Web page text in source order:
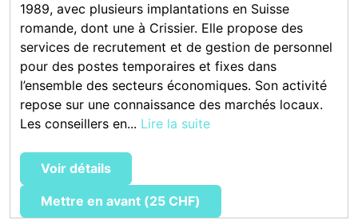
1989, avec plusieurs implantations en Suisse
romande, dont une à Crissier. Elle propose des
services de recrutement et de gestion de personnel
pour des postes temporaires et fixes dans
l’ensemble des secteurs économiques. Son activité
repose sur une connaissance des marchés locaux.
Les conseillers en... Lire la suite
Voir détails
Mettre en avant (25 CHF)